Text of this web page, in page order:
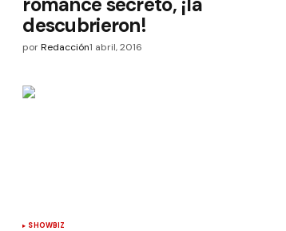
descubrieron!
por Redacción1 abril, 2016
SHOWBIZ